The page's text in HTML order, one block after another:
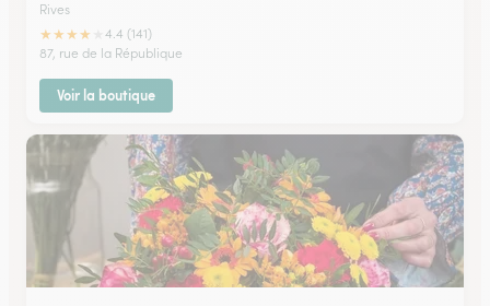
Rives
★★★★
4.4 (141)
87, rue de la République
Voir la boutique